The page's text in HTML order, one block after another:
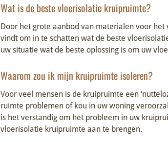
Wat is de beste vloerisolatie kruipruimte?
Door het grote aanbod van materialen voor
vindt om in te schatten wat de beste
uw situatie wat de beste oplossing is om uw
Waarom zou ik mijn kruipruimte isoleren?
Voor veel mensen is de kruipruimte een
ruimte problemen of kou in uw woning
is het verstandig om het probleem in uw
vloerisolatie kruipruimte aan te brengen.